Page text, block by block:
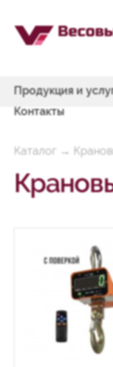
Продукция и
Контакты
Каталог →